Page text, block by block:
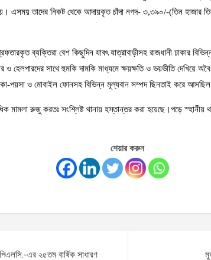
এসময় তাদের নিকট থেকে আদায়কৃত চাঁদা নগদ- ৩,৩৯০/-(তিন হাজার
ব্যক্তিরা বেশ কিছুদিন যাবৎ যাত্রাবাড়ীসহ রাজধানী ঢাকার
ও হেলপারদের সাথে হুমকি দামকি মাধ্যমে ক্ষয়ক্ষতি ও ভয়ভীতি দেখিয়ে
পয়সা ও মোবাইল ফোনসহ বিভিন্ন মূল্যবান সম্পদ ছিনতাই করে
মামলা রুজু করতঃ সংশ্লিষ্ট থানায় হস্তান্তর করা হয়েছে।পড়ে স্হানীয়
শেয়ার করুন
এর ২৫তম বার্ষিক সাধারণ